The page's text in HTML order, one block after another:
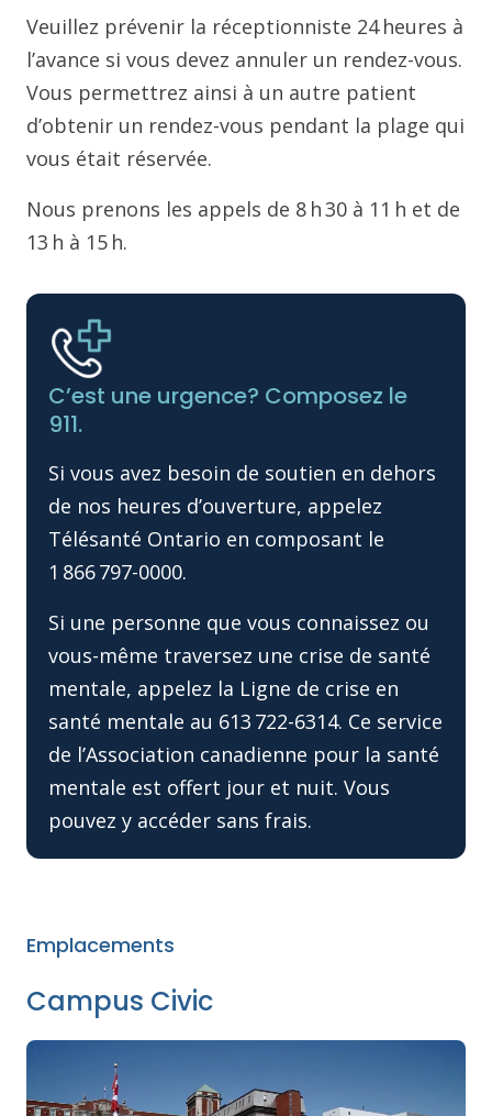
Veuillez prévenir la réceptionniste 24 heures à
l’avance si vous devez annuler un rendez-vous.
Vous permettrez ainsi à un autre patient
d’obtenir un rendez-vous pendant la plage qui
vous était réservée.
Nous prenons les appels de 8 h 30 à 11 h et de
13 h à 15 h.
C’est une urgence? Composez le
911.
Si vous avez besoin de soutien en dehors
de nos heures d’ouverture, appelez
Télésanté Ontario en composant le
1 866 797-0000.
Si une personne que vous connaissez ou
vous-même traversez une crise de santé
mentale, appelez la Ligne de crise en
santé mentale au 613 722-6314. Ce service
de l’Association canadienne pour la santé
mentale est offert jour et nuit. Vous
pouvez y accéder sans frais.
Emplacements
Campus Civic